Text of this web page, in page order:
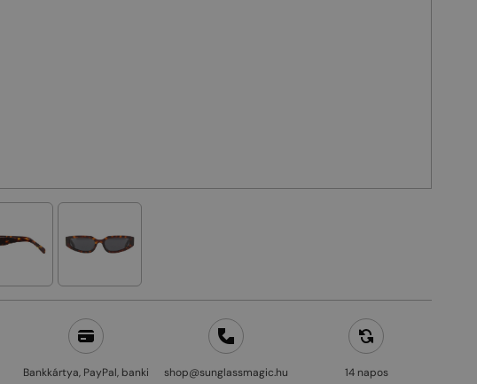
Bankkártya, PayPal, banki
shop@sunglassmagic.hu
14 napos